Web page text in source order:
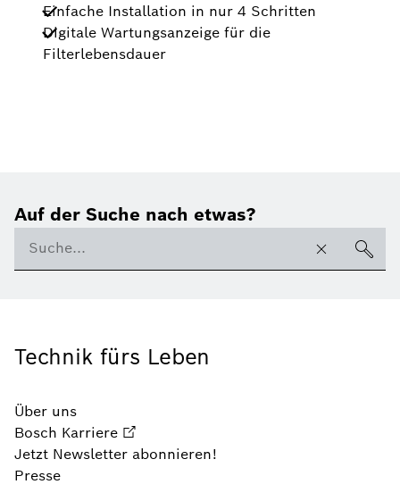
Einfache Installation in nur 4 Schritten
Digitale Wartungsanzeige für die
Filterlebensdauer
Auf der Suche nach etwas?
Technik fürs Leben
Über uns
Bosch Karriere
Jetzt Newsletter abonnieren!
Presse